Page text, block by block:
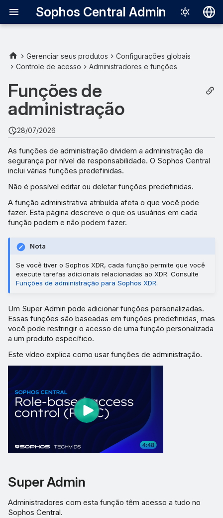
Sophos Central Admin
English
Español
Português
Gerenciar seus produtos
Configurações globais
Controle de acesso
Administradores e funções
Funções de
administração
28/07/2026
As funções de administração dividem a administração de
segurança por nível de responsabilidade. O Sophos Central
inclui várias funções predefinidas.
Não é possível editar ou deletar funções predefinidas.
A função administrativa atribuída afeta o que você pode
fazer. Esta página descreve o que os usuários em cada
função podem e não podem fazer.
Nota
Se você tiver o Sophos XDR, cada função permite que você
execute tarefas adicionais relacionadas ao XDR. Consulte
Funções de administração para Sophos XDR.
Um Super Admin pode adicionar funções personalizadas.
Essas funções são baseadas em funções predefinidas, mas
você pode restringir o acesso de uma função personalizada
a um produto específico.
Este vídeo explica como usar funções de administração.
Super Admin
Administradores com esta função têm acesso a tudo no
Sophos Central.